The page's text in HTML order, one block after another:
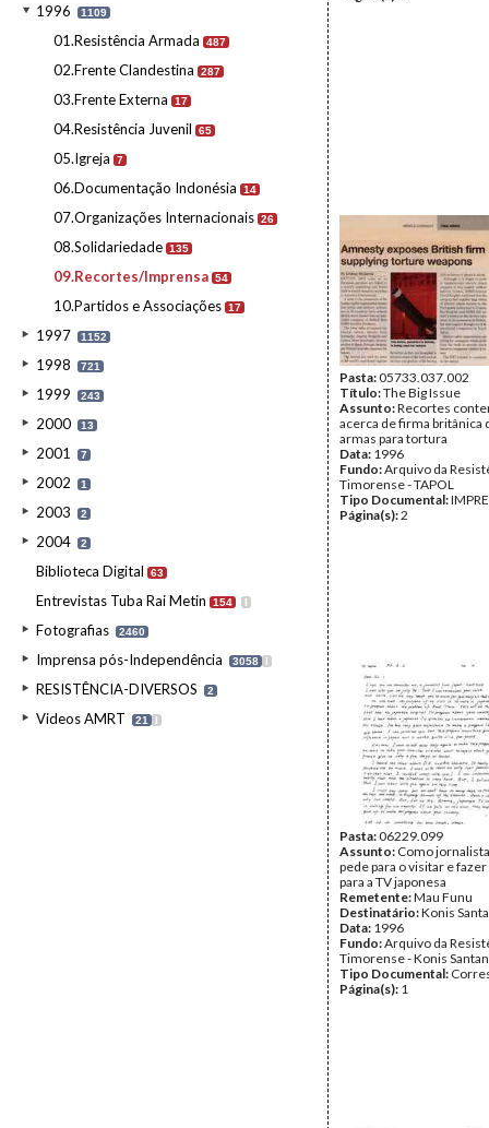
1996 1109
01.Resistência Armada 487
02.Frente Clandestina 287
03.Frente Externa 17
04.Resistência Juvenil 65
05.Igreja 7
06.Documentação Indonésia 14
07.Organizações Internacionais 26
08.Solidariedade 135
09.Recortes/Imprensa 54
10.Partidos e Associações 17
1997 1152
1998 721
1999 243
2000 13
2001 7
2002 1
2003 2
2004 2
Biblioteca Digital 63
Entrevistas Tuba Rai Metin 154 I
Fotografias 2460
Imprensa pós-Independência 3058 I
RESISTÊNCIA-DIVERSOS 2
Videos AMRT 21 I
Pasta:05733.037.002
Título:The Big Issue
Assunto:Recortes
acerca de firma britânica
armas para tortura
Data: 1996
Fundo:Arquivo da
Timorense - TAPOL
Tipo Documental:
Página(s):2
Pasta:06229.099
Assunto: Como
pede para o visitar e
para a TV japonesa
Remetente:Mau Funu
Destinatário:Konis
Data: 1996
Fundo:Arquivo da
Timorense - Konis
Tipo Documental:
Página(s): 1